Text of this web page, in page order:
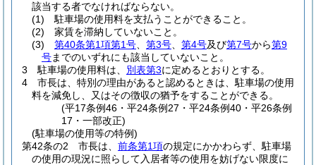
該当する者でなければならない。
(1)
駐車場の使用料を支払うことができること。
(2)
家賃を滞納していないこと。
(3)
第40条第1項第1号 第3号 第4号及び第7号から第9
号までのいずれにも該当していないこと。
3
駐車場の使用料は、 別表第3に定めるとおりとする。
4
市長は、特別の理由があると認めるときは、駐車場の使用
料を減免し、又はその徴収の猶予をすることができる。
(平17条例46・平24条例27・平24条例40・平26条例
17・一部改正)
(駐車場の使用等の特例)
第42条の2
市長は、 前条第1項の規定にかかわらず、駐車場
の使用の現況に照らして入居者等の使用を妨げない限度に